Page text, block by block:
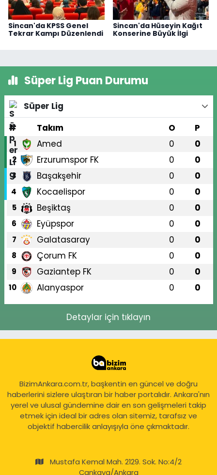
Sincan'da KPSS Genel
Tekrar Kampı Düzenlendi
Sincan'da Hüseyin Kağıt
Konserine Büyük İlgi
Süper Lig Puan Durumu
Süper Lig
#
Takım O P
1 Amed 0 0
2 Erzurumspor FK 0 0
3 Başakşehir 0 0
4 Kocaelispor 0 0
5 Beşiktaş 0 0
6 Eyüpspor 0 0
7 Galatasaray 0 0
8 Çorum FK 0 0
9 Gaziantep FK 0 0
10 Alanyaspor 0 0
Detaylar için tıklayın
BizimAnkara.com.tr, başkentin en güncel ve doğru
haberlerini sizlere ulaştıran bir haber portalıdır. Ankara'nın
yerel ve ulusal gündemine dair en son gelişmeleri takip
etmek için ideal bir adres olan sitemiz, tarafsız ve
objektif habercilik anlayışıyla öne çıkmaktadır.
Mustafa Kemal Mah. 2129. Sok. No:4/2
Çankaya/Ankara